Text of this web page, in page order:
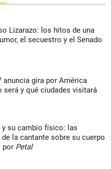
Lizarazo: los hitos de una
el secuestro y el Senado
anuncia gira por América
será y qué ciudades visitará
y su cambio físico: las
la cantante sobre su cuerpo
por Petal